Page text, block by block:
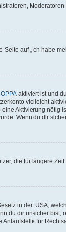
auf „Ich habe
aktiviert ist und
vielleicht
Aktivierung nötig
Wenn du dir
die für längere
in den USA,
du dir unsicher bist,
für